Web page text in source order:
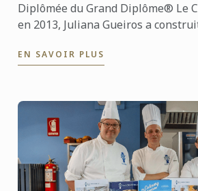
Diplômée du Grand Diplôme® Le
en 2013, Juliana Gueiros a
Après ...
EN SAVOIR PLUS